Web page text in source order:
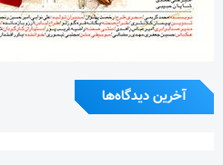
آخرین دیدگاه‌ها